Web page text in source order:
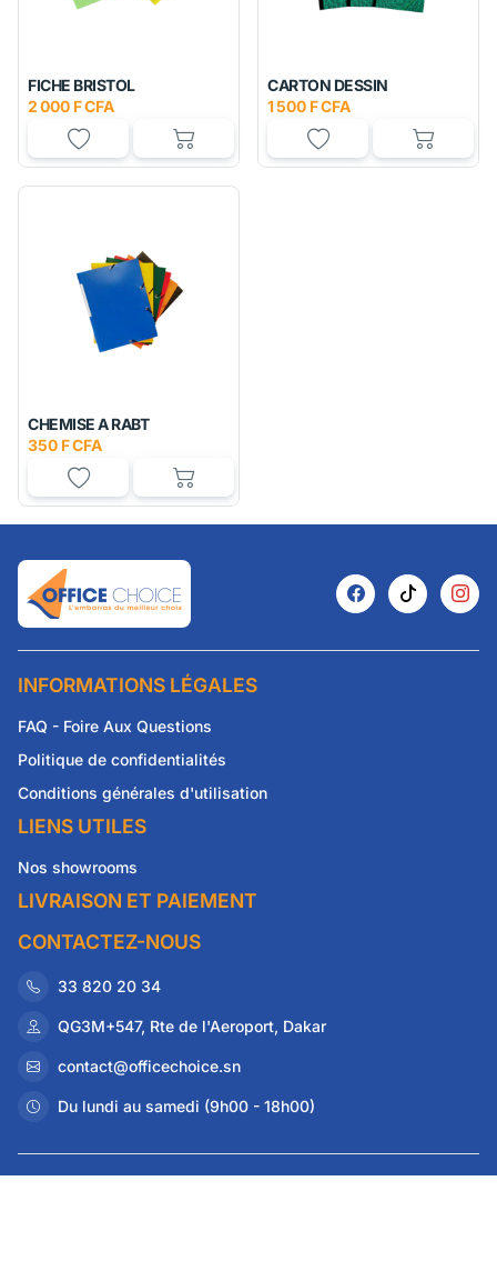
FICHE BRISTOL
2 000 F CFA
CARTON DESSIN
1 500 F CFA
CHEMISE A RABT
350 F CFA
INFORMATIONS LÉGALES
FAQ - Foire Aux Questions
Politique de confidentialités
Conditions générales d'utilisation
LIENS UTILES
Nos showrooms
LIVRAISON ET PAIEMENT
CONTACTEZ-NOUS
33 820 20 34
QG3M+547, Rte de l'Aeroport, Dakar
contact@officechoice.sn
Du lundi au samedi (9h00 - 18h00)